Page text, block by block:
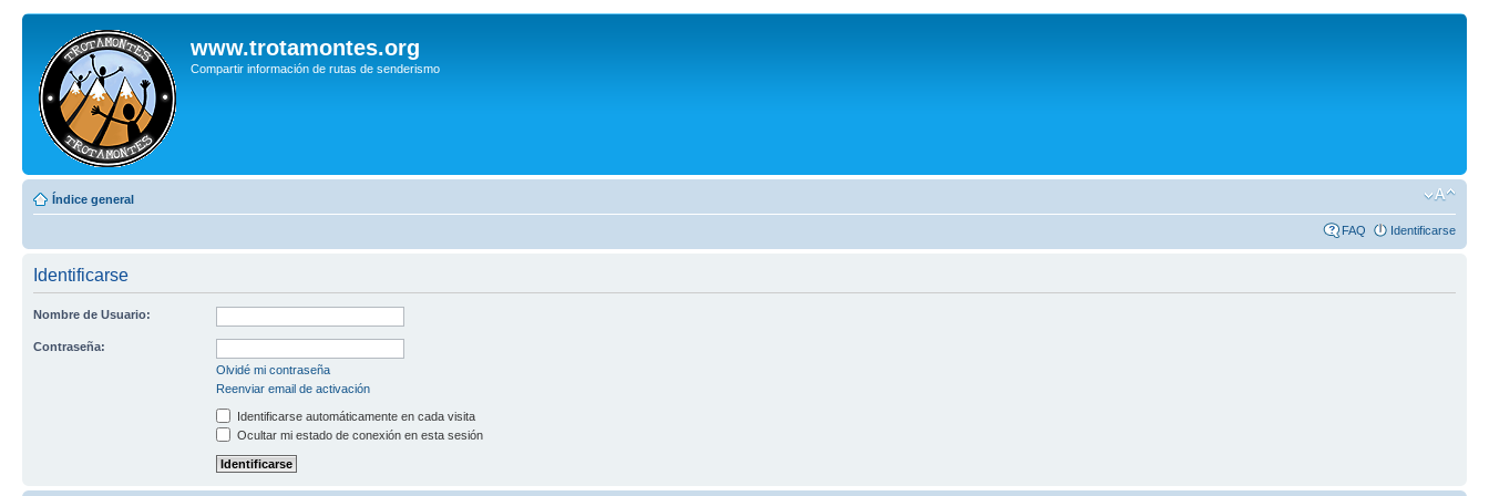
www.trotamontes.org
Compartir información de rutas de senderismo
Índice general
FAQ Identificarse
Identificarse
Nombre de Usuario:
Contraseña:
Olvidé mi contraseña
Reenviar email de activación
Identificarse automáticamente en cada visita
Ocultar mi estado de conexión en esta sesión